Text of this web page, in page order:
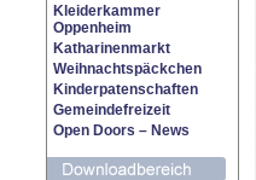
Kleiderkammer
Oppenheim
Katharinenmarkt
Weihnachtspäckchen
Kinderpatenschaften
Gemeindefreizeit
Open Doors – News